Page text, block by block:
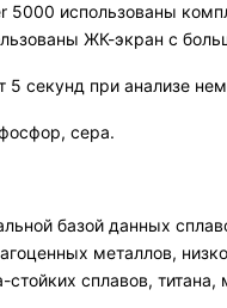
5000 использованы
ЖК-экран с
5 секунд при анализе
сера.
базой данных
металлов,
стойких сплавов,